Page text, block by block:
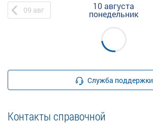
09 авг 10 августа
понедельник
Служба поддержки
Контакты справочной